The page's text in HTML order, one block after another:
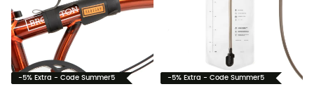
-5% Extra - Code Summer5 -5% Extra - Code Summer5